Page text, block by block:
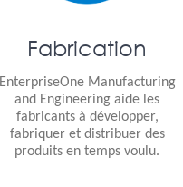
Fabrication
EnterpriseOne Manufacturing
and Engineering aide les
fabricants à développer,
fabriquer et distribuer des
produits en temps voulu.